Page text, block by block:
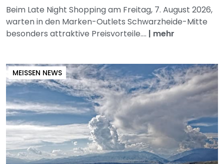
Beim Late Night Shopping am Freitag, 7. August 2026,
warten in den Marken-Outlets Schwarzheide-Mitte
besonders attraktive Preisvorteile.... | mehr
MEISSEN NEWS